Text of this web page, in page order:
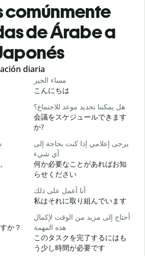
comúnmente
de Árabe a
diaria
مساء الخير
こんにちは
هل يمكننا تحديد موعد للاجتماع؟
会議をスケジュールできます
か?
يرجى إعلامي إذا كنت بحاجة إلى
أي شيء
何か必要なことがあればお知
らせください
أنا أعمل على ذلك
私はそれに取り組んでいます
か？
أحتاج إلى مزيد من الوقت لإكمال
هذه المهمة
このタスクを完了するにはも
う少し時間が必要です